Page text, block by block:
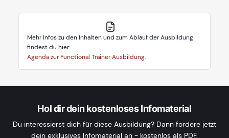
Mehr Infos zu den Inhalten und zum Ablauf der Ausbildung
findest du hier:
Agenda zur Functional Trainer Ausbildung.
Hol dir dein kostenloses Infomaterial
Du interessierst dich für diese Ausbildung? Dann fordere jetzt
dein exklusives Infomaterial an - kostenlos als PDF.